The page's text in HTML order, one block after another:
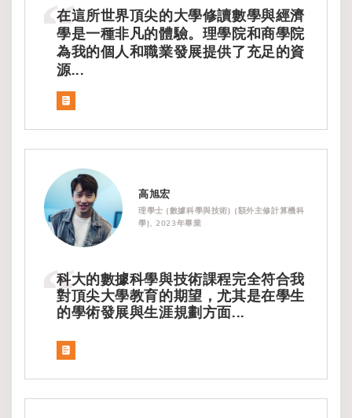
在這所世界頂尖的大學修讀數學與經濟
學是一種非凡的體驗。理學院和商學院
為我的個人和職業發展提供了充足的資
源...
高旭宏
理學士 (數據科學與技術) (額外主修計算機科
學), 2023年畢業
科大的數據科學與技術課程完全符合我
對頂尖大學教育的期望，尤其是在學生
的學術發展與生涯規劃方面...